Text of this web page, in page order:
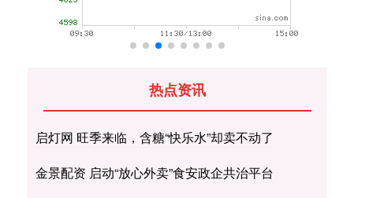
热点资讯
启灯网 旺季来临，含糖“快乐水”却卖不动了
金景配资 启动“放心外卖”食安政企共治平台